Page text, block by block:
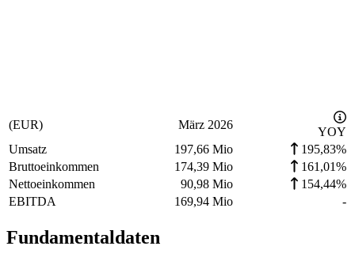
(EUR) März 2026
YOY
Umsatz
197,66 Mio
195,83%
Bruttoeinkommen
174,39 Mio
161,01%
Nettoeinkommen
90,98 Mio
154,44%
EBITDA
169,94 Mio -
Fundamentaldaten